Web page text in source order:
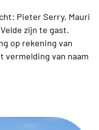
Pieter Serry, Mauri
zijn te gast.
op rekening van
vermelding van naam